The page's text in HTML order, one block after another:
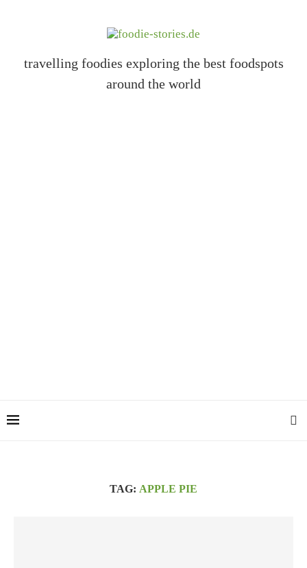
travelling foodies exploring the best foodspots
around the world
TAG: APPLE PIE